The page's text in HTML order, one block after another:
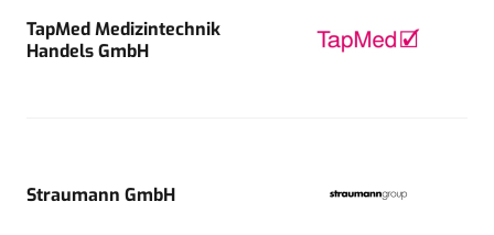
TapMed Medizintechnik
Handels GmbH
Straumann GmbH